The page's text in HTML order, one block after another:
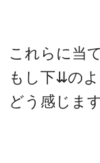
これらに当
もし下⇊のよ
どう感じま